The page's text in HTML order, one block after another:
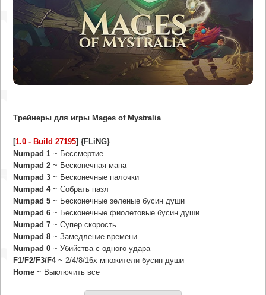
Трейнеры для игры Mages of Mystralia
[1.0 - Build 27195] {FLiNG}
Numpad 1 ~ Бессмертие
Numpad 2 ~ Бесконечная мана
Numpad 3 ~ Бесконечные палочки
Numpad 4~ Собрать пазл
Numpad 5 ~ Бесконечные зеленые бусин души
Numpad 6 ~ Бесконечные фиолетовые бусин души
Numpad 7 ~ Супер скорость
Numpad 8 ~ Замедление времени
Numpad 0 ~ Убийства с одного удара
F1/F2/F3/F4~ 2/4/8/16x множители бусин души
Home ~ Выключить все